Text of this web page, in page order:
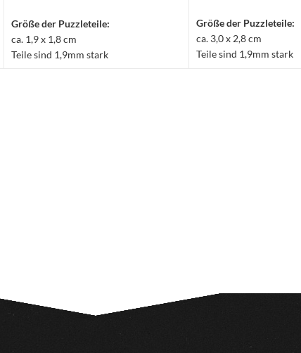
Größe der Puzzleteile:
ca. 1,9 x 1,8 cm
Teile sind 1,9mm stark
Größe der Puzzleteile:
ca. 3,0 x 2,8 cm
Teile sind 1,9mm stark